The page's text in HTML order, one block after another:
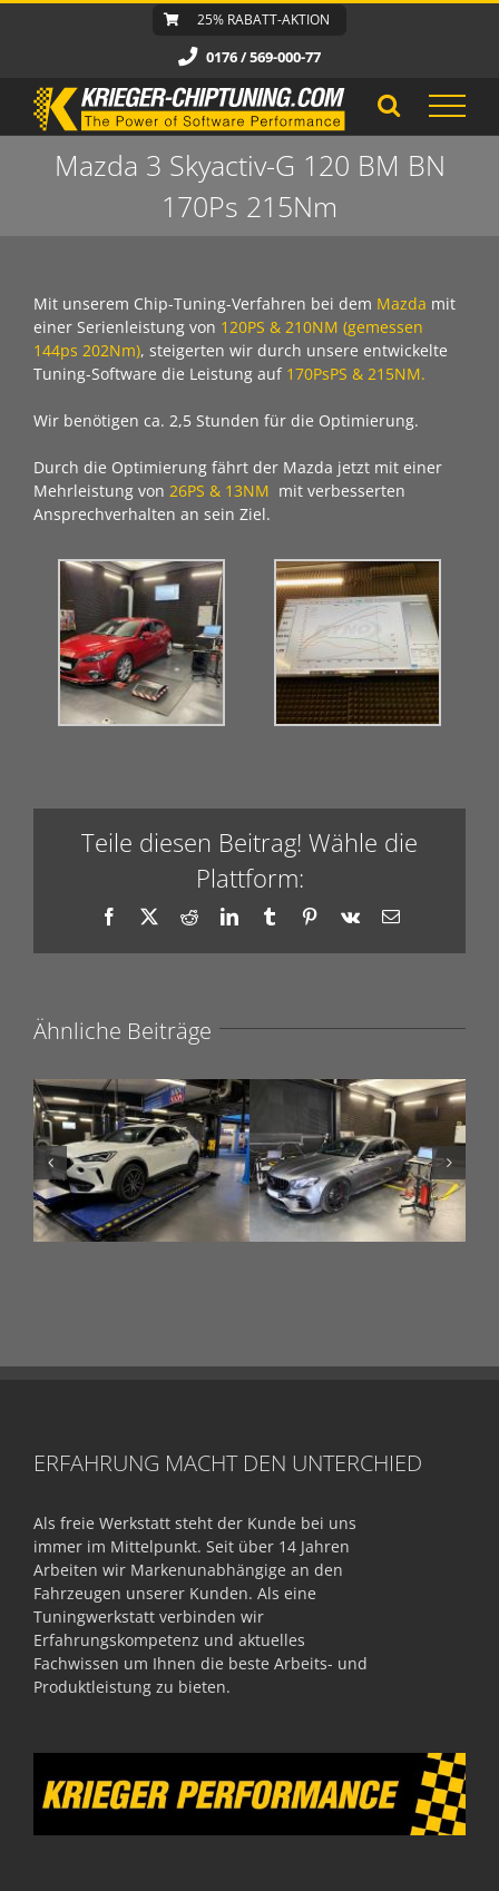
Zum
25% RABATT-AKTION
0176 / 569-000-77
Mazda 3 Skyactiv-G 120 BM BN
170Ps 215Nm
Mit unserem Chip-Tuning-Verfahren bei dem Mazda mit
einer Serienleistung von 120PS & 210NM (gemessen
144ps 202Nm), steigerten wir durch unsere entwickelte
Tuning-Software die Leistung auf 170PsPS & 215NM.
Wir benötigen ca. 2,5 Stunden für die Optimierung.
Durch die Optimierung fährt der Mazda jetzt mit einer
Mehrleistung von 26PS & 13NM mit verbesserten
Ansprechverhalten an sein Ziel.
Teile diesen Beitrag! Wähle die
Plattform:
Facebook
X RedditLinkedInTumblrPinterest
Vk
E-
Ähnliche Beiträge
ERFAHRUNG MACHT DEN UNTERCHIED
Als freie Werkstatt steht der Kunde bei uns
immer im Mittelpunkt. Seit über 14 Jahren
Arbeiten wir Markenunabhängige an den
Fahrzeugen unserer Kunden. Als eine
Tuningwerkstatt verbinden wir
Erfahrungskompetenz und aktuelles
Fachwissen um Ihnen die beste Arbeits- und
Produktleistung zu bieten.